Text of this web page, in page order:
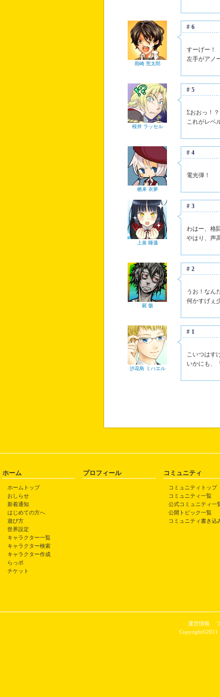
雨崎 荒太郎
#6
すーげー！
左手がアノ
桜井 ラッセル
#5
Σおおっ！
これがレベ
栖来 衣夢
#4
電光弾！
上泉 睡蓮
#3
わはー、格
やはり、声
屍 骸
#2
うお！なん
何かすげぇ
沙花島 ミハエル
#1
こいつはす
いかにも、
ホーム
ホームトップ
おしらせ
新着通知
はじめての方へ
遊び方
世界設定
キャラクター一覧
キャラクター検索
キャラクター作成
らっポ
チケット
プロフィール コミュニティ
コミュニティトップ
コミュニティ一覧
公式コミュニティ一
公開トピック一覧
コミュニティ書き込
運営情報
Copyright©2011